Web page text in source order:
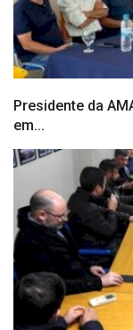
Presidente da
em...